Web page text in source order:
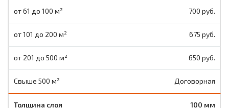
700 руб.
675 руб.
650 руб.
Договорная
100 мм